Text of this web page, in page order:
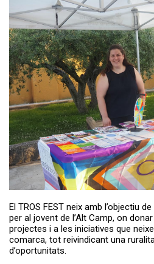
El TROS FEST neix amb l’objectiu
per al jovent de l’Alt Camp, on donar
projectes i a les iniciatives que
comarca, tot reivindicant una
d’oportunitats.